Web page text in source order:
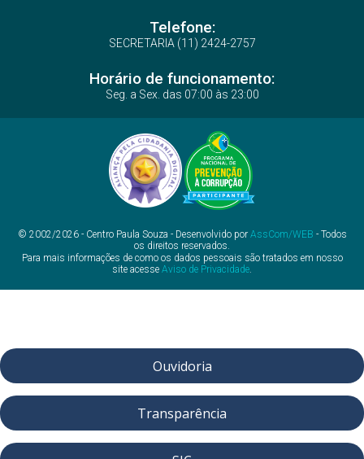
Telefone:
SECRETARIA (11) 2424-2757
Horário de funcionamento:
Seg. a Sex. das 07:00 às 23:00
© 2002/2026 - Centro Paula Souza - Desenvolvido por AssCom/WEB - Todos
os direitos reservados.
Para mais informações de como os dados pessoais são tratados em nosso
site acesse Aviso de Privacidade.
Ouvidoria
Transparência